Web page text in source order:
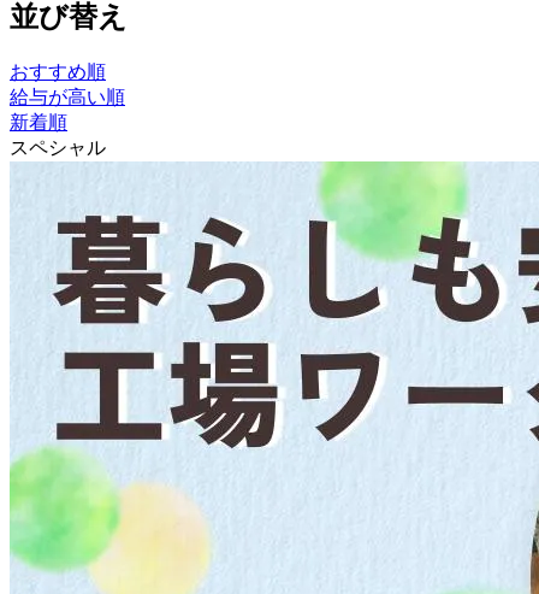
並び替え
おすすめ順
給与が高い順
新着順
スペシャル